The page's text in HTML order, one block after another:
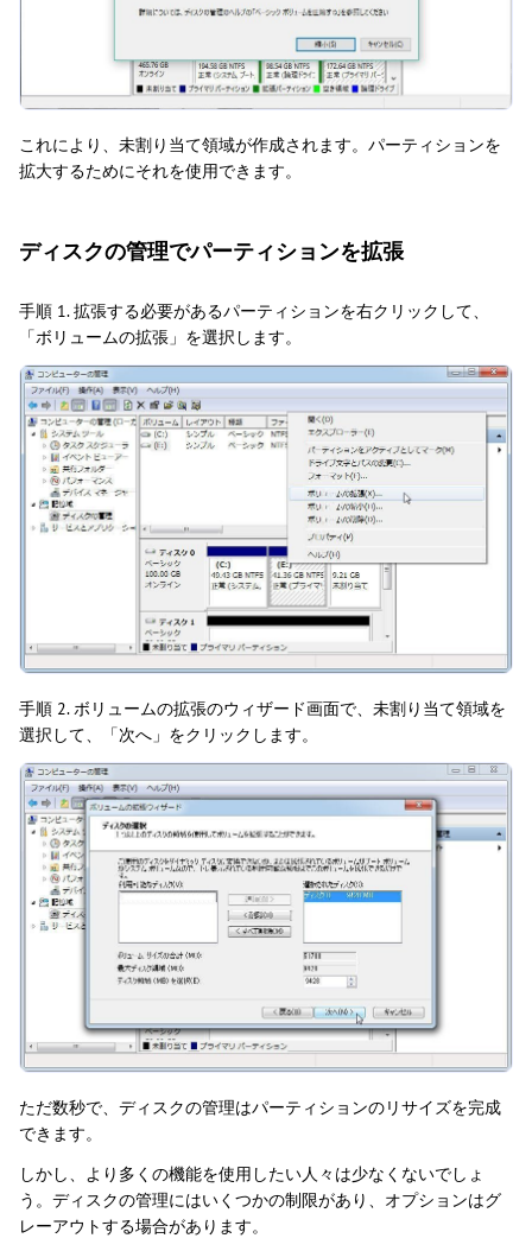
これにより、未割り当て領域が作成されます。パーティションを
拡大するためにそれを使用できます。
ディスクの管理でパーティションを拡張
手順 1. 拡張する必要があるパーティションを右クリックして、
「ボリュームの拡張」を選択します。
手順 2. ボリュームの拡張のウィザード画面で、未割り当て領域を
選択して、「次へ」をクリックします。
ただ数秒で、ディスクの管理はパーティションのリサイズを完成
できます。
しかし、より多くの機能を使用したい人々は少なくないでしょ
う。ディスクの管理にはいくつかの制限があり、オプションはグ
レーアウトする場合があります。